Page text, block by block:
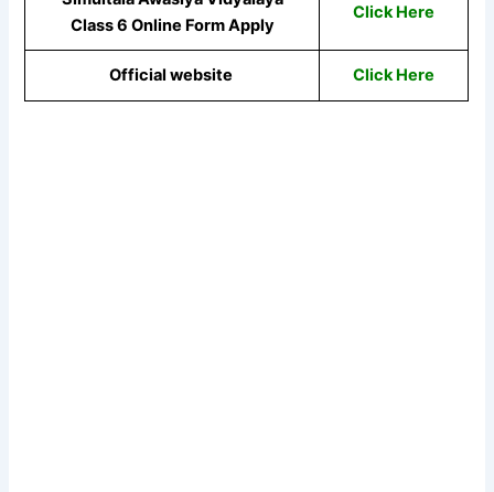
Class 6 Online Form Apply
Click Here
Official website Click Here